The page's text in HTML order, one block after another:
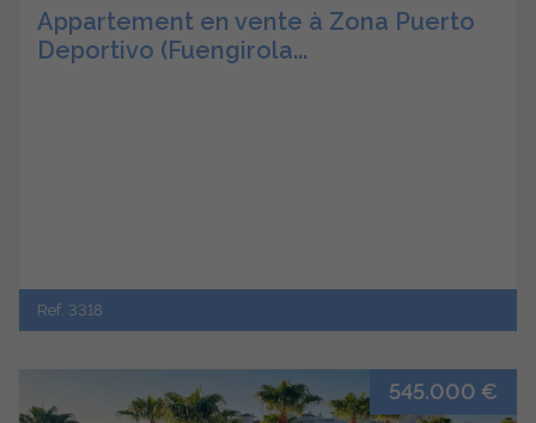
Appartement en vente à Zona Puerto
Deportivo (Fuengirola...
Ref. 3318
545.000 €